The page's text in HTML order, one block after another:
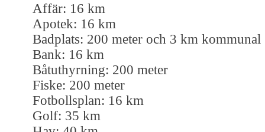
Affär: 16 km
Apotek: 16 km
Badplats: 200 meter och 3 km kommunal
Bank: 16 km
Båtuthyrning: 200 meter
Fiske: 200 meter
Fotbollsplan: 16 km
Golf: 35 km